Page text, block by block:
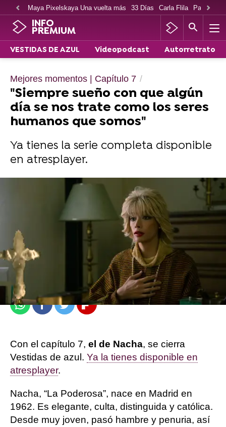
Maya Pixelskaya Una vuelta más 33 Días Carla Flila Paco
INFO
PREMIUM
VESTIDAS DE AZUL Videopodcast Autorretrato
Mejores momentos | Capítulo 7
"Siempre sueño con que algún
día se nos trate como los seres
humanos que somos"
Ya tienes la serie completa disponible
en atresplayer.
Sandra Lázaro
29 de enero de 2024, 11:00
WhatsappFacebook
TwitterFlipboard
Con el capítulo 7, el de Nacha, se cierra
Vestidas de azul. Ya la tienes disponible en
atresplayer.
Nacha, “La Poderosa”, nace en Madrid en
1962. Es elegante, culta, distinguida y católica.
Desde muy joven, pasó hambre y penuria, así